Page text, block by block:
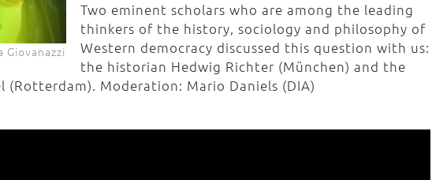
Two eminent scholars who are among the leading
thinkers of the history, sociology and philosophy of
Western democracy discussed this question with us:
the historian Hedwig Richter (München) and the
(Rotterdam). Moderation: Mario Daniels (DIA)